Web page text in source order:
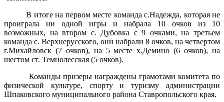
В итоге на первом месте команда с.Надежда, которая не
проиграла ни одной игры и набрала 10 очков из 10
возможных, на втором с. Дубовка с 9 очками, на третьем
команда с. Верхнерусского, они набрали 8 очков, на четвертом
г.Михайловск (7 очков), на 5 месте х.Демино (6 очков), на
шестом ст. Темнолесская (5 очков).
Команды призеры награждены грамотами комитета по
физической культуре, спорту и туризму администрации
Шпаковского муниципального района Ставропольского края.